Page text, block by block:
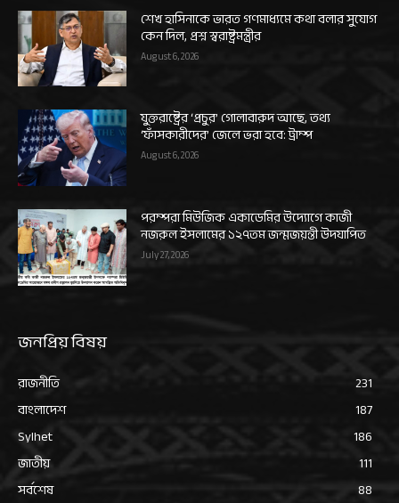
শেখ হাসিনাকে ভারত গণমাধ্যমে কথা বলার সুযোগ
কেন দিল, প্রশ্ন স্বরাষ্ট্রমন্ত্রীর
August 6, 2026
যুক্তরাষ্ট্রের ‘প্রচুর’ গোলাবারুদ আছে, তথ্য
‘ফাঁসকারীদের’ জেলে ভরা হবে: ট্রাম্প
August 6, 2026
পরম্পরা মিউজিক একাডেমির উদ্যোগে কাজী
নজরুল ইসলামের ১২৭তম জন্মজয়ন্তী উদযাপিত
July 27, 2026
জনপ্রিয় বিষয়
রাজনীতি
231
বাংলাদেশ
187
Sylhet
186
জাতীয়
111
সর্বশেষ
88